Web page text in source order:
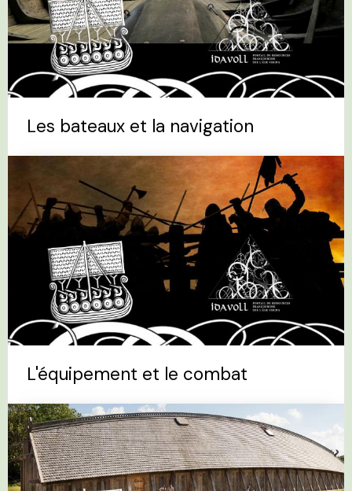
Les bateaux et la navigation
L'équipement et le combat